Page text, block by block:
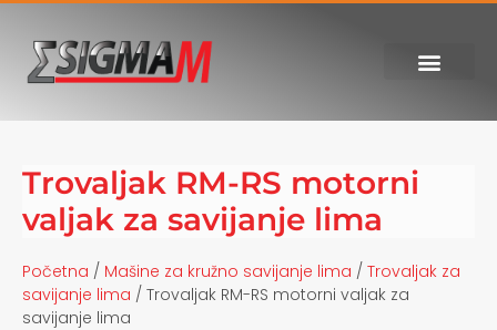
Trovaljak RM-RS motorni
valjak za savijanje lima
Početna / Mašine za kružno savijanje lima / Trovaljak za
savijanje lima / Trovaljak RM-RS motorni valjak za
savijanje lima